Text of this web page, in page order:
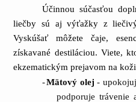
Účinnou súčasťou
liečby sú aj výťažky z
Vyskúšať môžete čaje,
získavané destiláciou. Viete,
ekzematickým prejavom na
-Mätový olej-
podporuje trávenie